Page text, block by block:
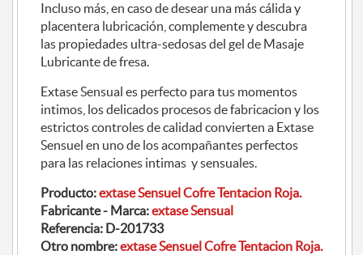
Incluso más, en caso de desear una más cálida y
placentera lubricación, complemente y descubra
las propiedades ultra-sedosas del gel de Masaje
Lubricante de fresa.
Extase Sensual es perfecto para tus momentos
intimos, los delicados procesos de fabricacion y los
estrictos controles de calidad convierten a Extase
Sensuel en uno de los acompañantes perfectos
para las relaciones intimas y sensuales.
Producto:extase Sensuel Cofre Tentacion Roja.
Fabricante - Marca:extase Sensual
Referencia: D-201733
Otro nombre:extase Sensuel Cofre Tentacion Roja.